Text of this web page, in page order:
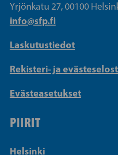
Yrjönkatu 27, 00100
info@sfp.fi
Laskutustiedot
Rekisteri- ja
Evästeasetukset
PIIRIT
Helsinki